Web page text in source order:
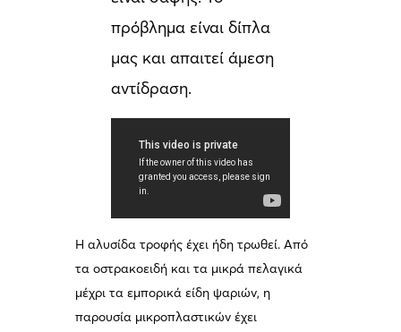
πρόβλημα είναι δίπλα
μας και απαιτεί άμεση
αντίδραση.
Η αλυσίδα τροφής έχει ήδη τρωθεί. Από
τα οστρακοειδή και τα μικρά πελαγικά
μέχρι τα εμπορικά είδη ψαριών, η
παρουσία μικροπλαστικών έχει